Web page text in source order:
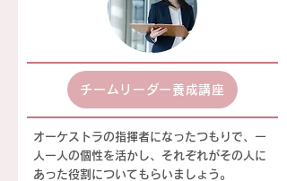
チームリーダー養成講座
オーケストラの指揮者になったつもりで、一
人一人の個性を活かし、それぞれがその人に
あった役割についてもらいましょう。